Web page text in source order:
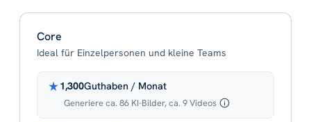
Core
Ideal für Einzelpersonen und kleine Teams
1,300Guthaben / Monat
Generiere ca. 86 KI-Bilder, ca. 9 Videos